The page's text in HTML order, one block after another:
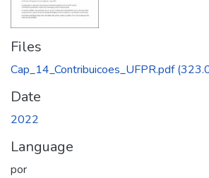
Files
Cap_14_Contribuicoes_UFPR.pdf
Date
2022
Language
por